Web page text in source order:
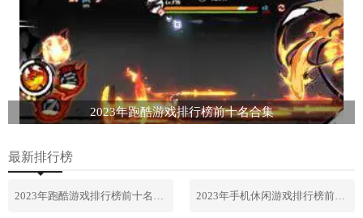
2023年跑酷游戏排行榜前十名合集
最新排行榜
2023年跑酷游戏排行榜前十名合集 2023年手机休闲游戏排行榜前十名